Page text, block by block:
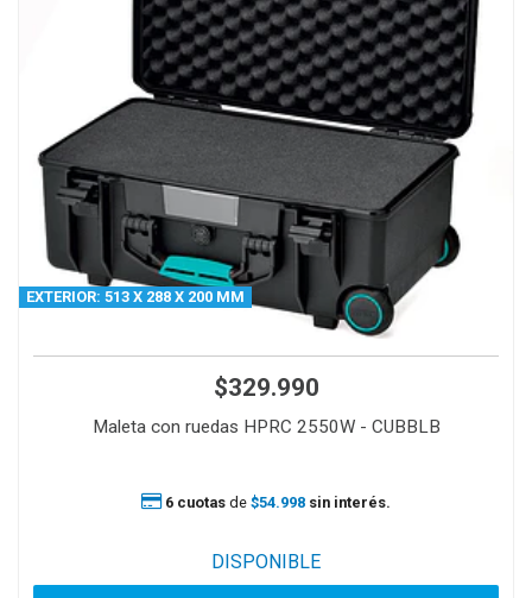
EXTERIOR: 513 X 288 X 200 MM
$329.990
Maleta con ruedas HPRC 2550W - CUBBLB
6 cuotas de $54.998 sin interés.
DISPONIBLE